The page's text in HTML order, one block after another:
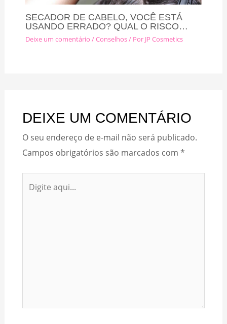
SECADOR DE CABELO, VOCÊ ESTÁ
USANDO ERRADO? QUAL O RISCO…
Deixe um comentário /Conselhos/ Por JP Cosmetics
DEIXE UM COMENTÁRIO
O seu endereço de e-mail não será publicado.
Campos obrigatórios são marcados com *
aqui...